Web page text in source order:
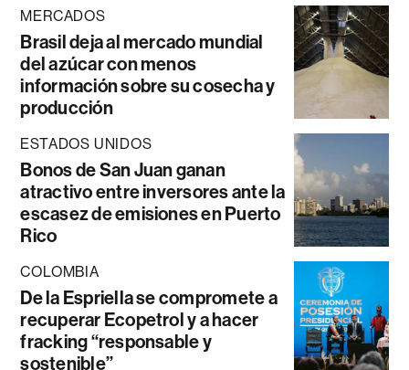
MERCADOS
Brasil deja al mercado mundial
del azúcar con menos
información sobre su cosecha y
producción
ESTADOS UNIDOS
Bonos de San Juan ganan
atractivo entre inversores ante la
escasez de emisiones en Puerto
Rico
COLOMBIA
De la Espriella se compromete a
recuperar Ecopetrol y a hacer
fracking “responsable y
sostenible”